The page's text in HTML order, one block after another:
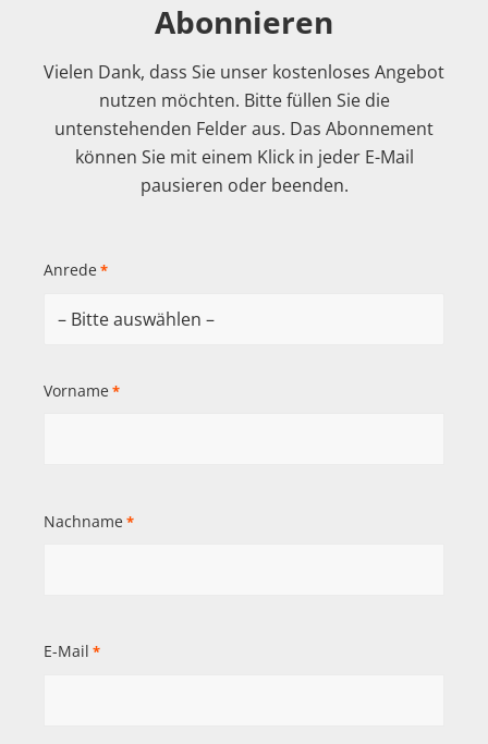
Abonnieren
Vielen Dank, dass Sie unser kostenloses Angebot
nutzen möchten. Bitte füllen Sie die
untenstehenden Felder aus. Das Abonnement
können Sie mit einem Klick in jeder E-Mail
pausieren oder beenden.
Anrede *
Vorname *
Nachname *
E-Mail *